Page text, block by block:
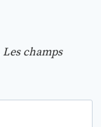
Les champs